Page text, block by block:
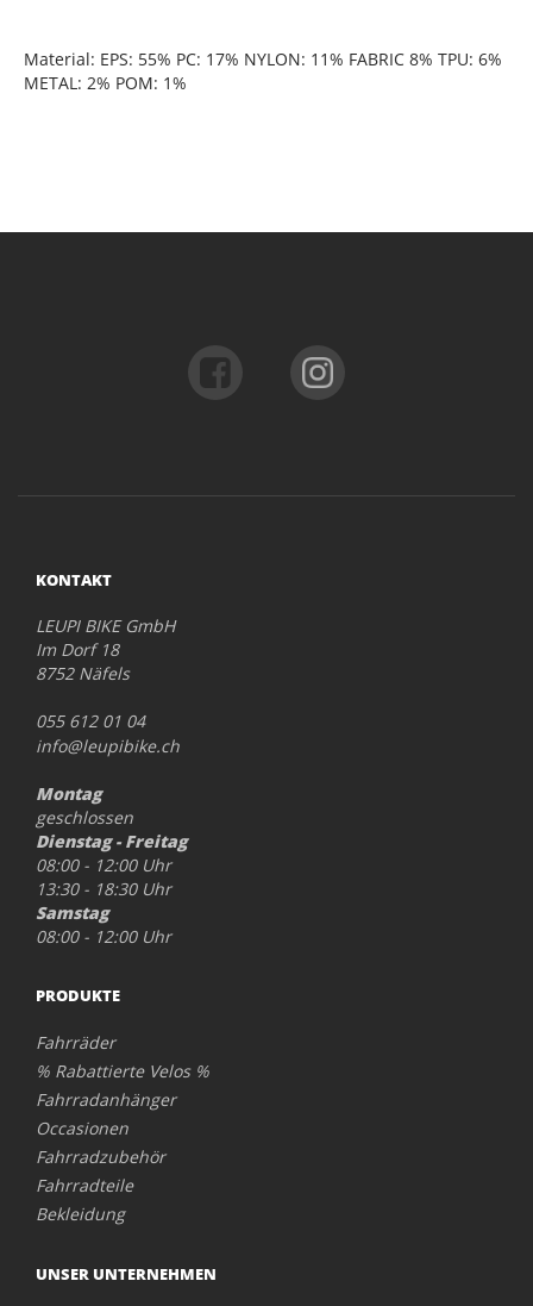
Material: EPS: 55% PC: 17% NYLON: 11% FABRIC 8% TPU: 6%
METAL: 2% POM: 1%
KONTAKT
LEUPI BIKE GmbH
Im Dorf 18
8752 Näfels
055 612 01 04
info@leupibike.ch
Montag
geschlossen
Dienstag - Freitag
08:00 - 12:00 Uhr
13:30 - 18:30 Uhr
Samstag
08:00 - 12:00 Uhr
PRODUKTE
Fahrräder
% Rabattierte Velos %
Fahrradanhänger
Occasionen
Fahrradzubehör
Fahrradteile
Bekleidung
UNSER UNTERNEHMEN